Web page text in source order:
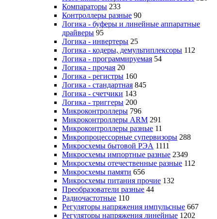
Компараторы 233
Контроллеры разные 90
Логика - буферы и линейные аппаратные
драйверы 95
Логика - инвертеры 25
Логика - кодеры, демультиплексоры 112
Логика - программируемая 54
Логика - прочая 20
Логика - регистры 160
Логика - стандартная 845
Логика - счетчики 143
Логика - триггеры 200
Микроконтроллеры 796
Микроконтроллеры ARM 291
Микроконтроллеры разные 11
Микропроцессорные супервизоры 288
Микросхемы бытовой РЭА 1111
Микросхемы импортные разные 2349
Микросхемы отечественные разные 112
Микросхемы памяти 656
Микросхемы питания прочие 132
Преобразователи разные 44
Радиочастотные 110
Регуляторы напряжения импульсные 667
Регуляторы напряжения линейные 1202